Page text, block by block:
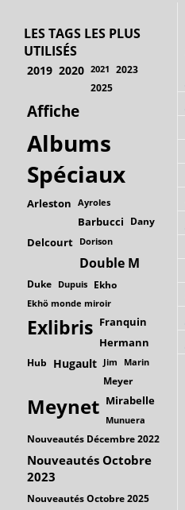
LES TAGS LES PLUS
UTILISÉS
2019 2020 2021 2023
2025
Affiche
Albums
Spéciaux
Arleston Ayroles
Barbucci Dany
Delcourt Dorison
Double M
Duke Dupuis Ekho
Ekhö monde miroir
Exlibris Franquin
Hermann
Hub Hugault Jim Marin
Meyer
Meynet Mirabelle
Munuera
Nouveautés Décembre 2022
Nouveautés Octobre
2023
Nouveautés Octobre 2025